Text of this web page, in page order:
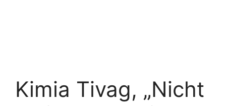
Kimia Tivag, „Nicht